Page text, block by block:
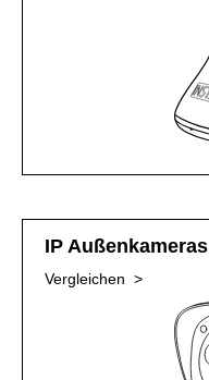
IP Außenkameras
Vergleichen >